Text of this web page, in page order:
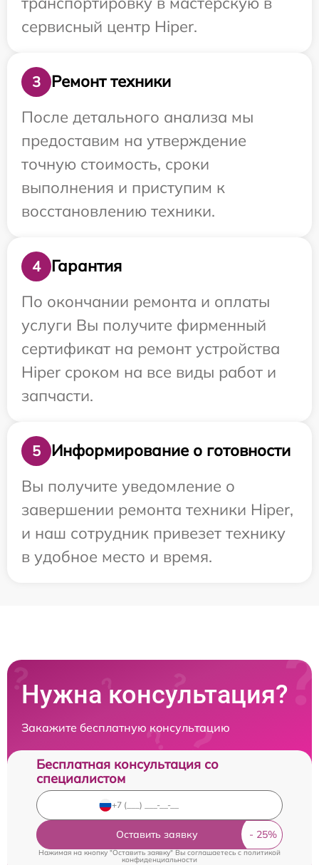
сервисный центр Hiper.
3
Ремонт техники
После детального анализа мы
предоставим на утверждение
точную стоимость, сроки
выполнения и приступим к
восстановлению техники.
4
Гарантия
По окончании ремонта и оплаты
услуги Вы получите фирменный
сертификат на ремонт устройства
Hiper сроком на все виды работ и
запчасти.
5
Информирование о готовности
Вы получите уведомление о
завершении ремонта техники Hiper,
и наш сотрудник привезет технику
в удобное место и время.
Нужна консультация?
Закажите бесплатную консультацию
Бесплатная консультация со
специалистом
Оставить заявку
Нажимая на кнопку "Оставить заявку" Вы соглашаетесь cполитикой
конфиденциальности